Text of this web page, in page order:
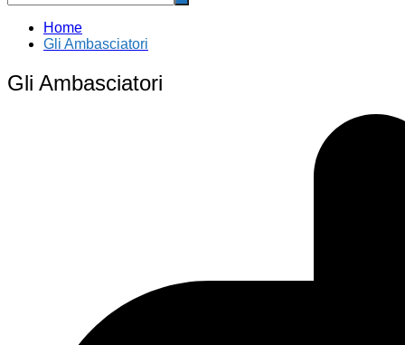
Home
Gli Ambasciatori
Gli Ambasciatori